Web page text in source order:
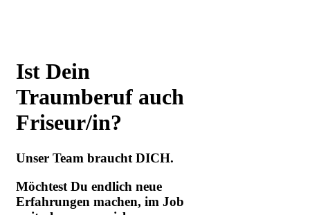
Ist Dein
Traumberuf auch
Friseur/in?
Unser Team braucht DICH.
Möchtest Du endlich neue
Erfahrungen machen, im Job